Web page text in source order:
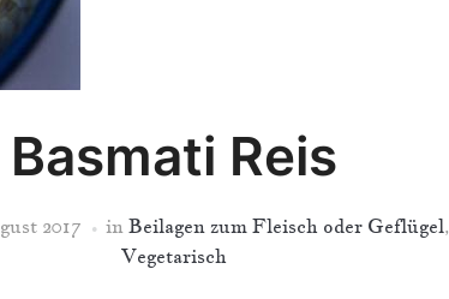
Basmati Reis
2017 in Beilagen zum Fleisch oder Geflügel,
Vegetarisch